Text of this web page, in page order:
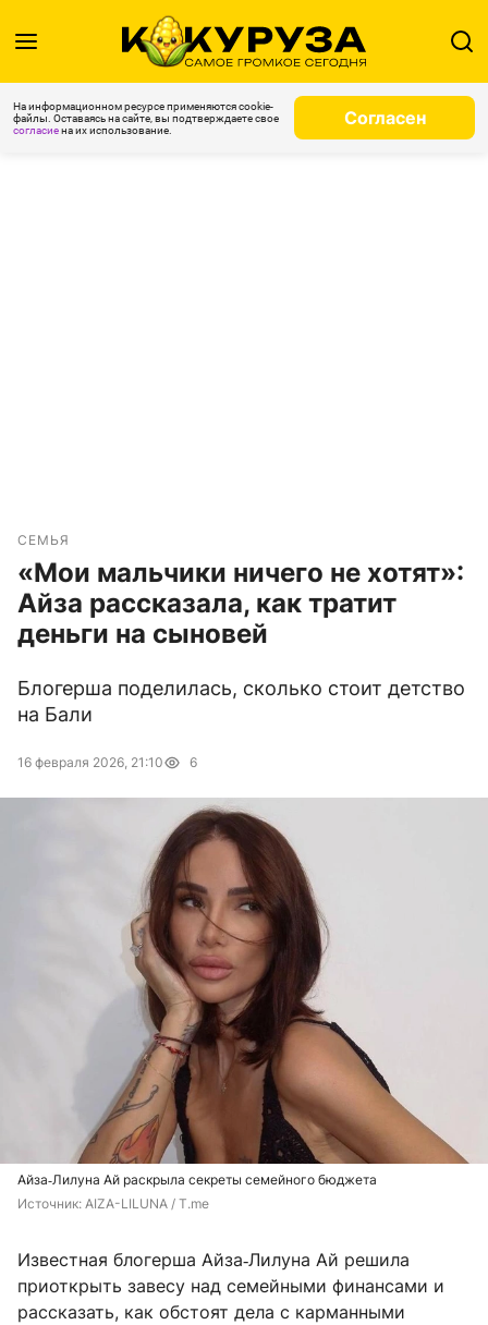
На информационном ресурсе применяются cookie-
файлы. Оставаясь на сайте, вы подтверждаете свое
согласиена их использование.
Согласен
СЕМЬЯ
«Мои мальчики ничего не хотят»:
Айза рассказала, как тратит
деньги на сыновей
Блогерша поделилась, сколько стоит детство
на Бали
16 февраля 2026, 21:10 6
Айза‑Лилуна Ай раскрыла секреты семейного бюджета
Источник: AIZA-LILUNA / T.me
Известная блогерша Айза‑Лилуна Ай решила
приоткрыть завесу над семейными финансами и
рассказать, как обстоят дела с карманными